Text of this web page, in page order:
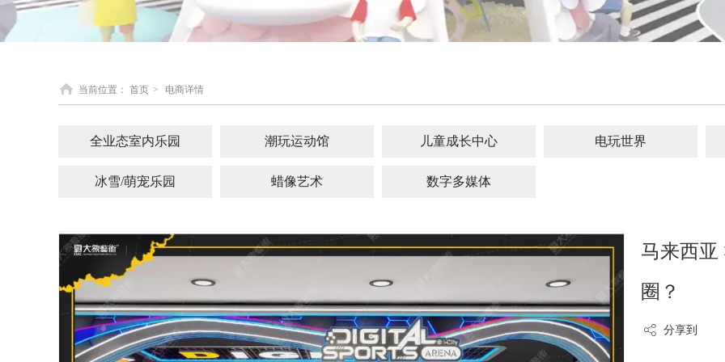
当前位置： 首页 > 电商详情
全业态室内乐园 潮玩运动馆 儿童成长中心 电玩世界
冰雪/萌宠乐园 蜡像艺术 数字多媒体
马来西亚
圈？
分享到